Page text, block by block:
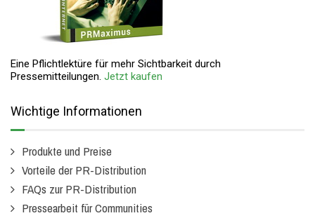
Eine Pflichtlektüre für mehr Sichtbarkeit durch
Pressemitteilungen. Jetzt kaufen
Wichtige Informationen
Produkte und Preise
Vorteile der PR-Distribution
FAQs zur PR-Distribution
Pressearbeit für Communities